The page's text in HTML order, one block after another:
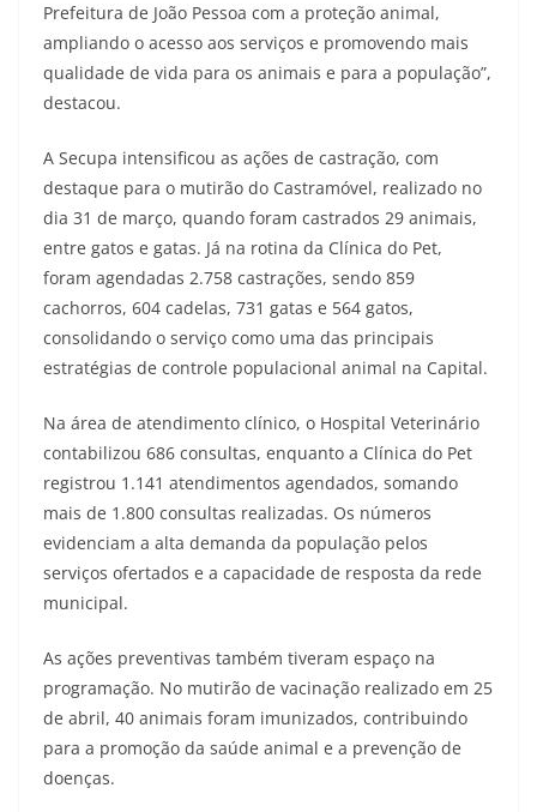
Prefeitura de João Pessoa com a proteção animal,
ampliando o acesso aos serviços e promovendo mais
qualidade de vida para os animais e para a população”,
destacou.
A Secupa intensificou as ações de castração, com
destaque para o mutirão do Castramóvel, realizado no
dia 31 de março, quando foram castrados 29 animais,
entre gatos e gatas. Já na rotina da Clínica do Pet,
foram agendadas 2.758 castrações, sendo 859
cachorros, 604 cadelas, 731 gatas e 564 gatos,
consolidando o serviço como uma das principais
estratégias de controle populacional animal na Capital.
Na área de atendimento clínico, o Hospital Veterinário
contabilizou 686 consultas, enquanto a Clínica do Pet
registrou 1.141 atendimentos agendados, somando
mais de 1.800 consultas realizadas. Os números
evidenciam a alta demanda da população pelos
serviços ofertados e a capacidade de resposta da rede
municipal.
As ações preventivas também tiveram espaço na
programação. No mutirão de vacinação realizado em 25
de abril, 40 animais foram imunizados, contribuindo
para a promoção da saúde animal e a prevenção de
doenças.